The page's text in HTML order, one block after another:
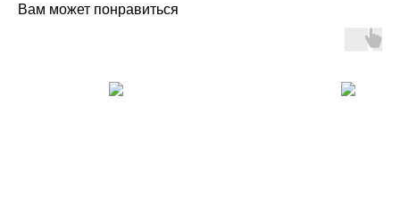
Вам может понравиться